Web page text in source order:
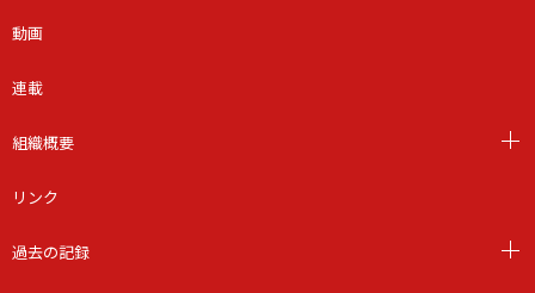
動画
連載
組織概要
リンク
過去の記録